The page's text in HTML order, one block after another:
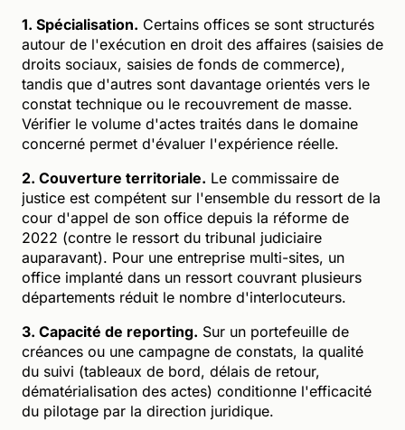
1. Spécialisation. Certains offices se sont structurés
autour de l'exécution en droit des affaires (saisies de
droits sociaux, saisies de fonds de commerce),
tandis que d'autres sont davantage orientés vers le
constat technique ou le recouvrement de masse.
Vérifier le volume d'actes traités dans le domaine
concerné permet d'évaluer l'expérience réelle.
2. Couverture territoriale. Le commissaire de
justice est compétent sur l'ensemble du ressort de la
cour d'appel de son office depuis la réforme de
2022 (contre le ressort du tribunal judiciaire
auparavant). Pour une entreprise multi-sites, un
office implanté dans un ressort couvrant plusieurs
départements réduit le nombre d'interlocuteurs.
3. Capacité de reporting. Sur un portefeuille de
créances ou une campagne de constats, la qualité
du suivi (tableaux de bord, délais de retour,
dématérialisation des actes) conditionne l'efficacité
du pilotage par la direction juridique.